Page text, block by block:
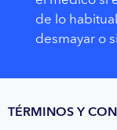
de lo
desmayar o
TÉRMINOS Y